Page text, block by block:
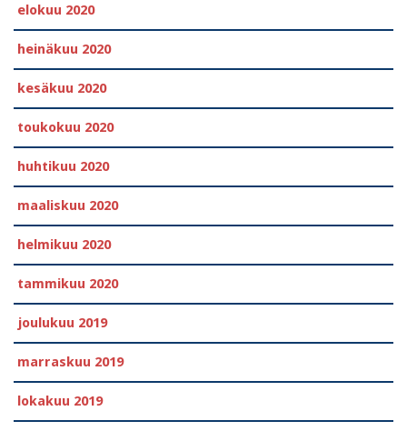
elokuu 2020
heinäkuu 2020
kesäkuu 2020
toukokuu 2020
huhtikuu 2020
maaliskuu 2020
helmikuu 2020
tammikuu 2020
joulukuu 2019
marraskuu 2019
lokakuu 2019